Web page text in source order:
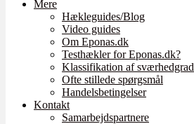
Mere
Hækleguides/Blog
Video guides
Om Eponas.dk
Testhækler for Eponas.dk?
Klassifikation af sværhedgrad
Ofte stillede spørgsmål
Handelsbetingelser
Kontakt
Samarbejdspartnere